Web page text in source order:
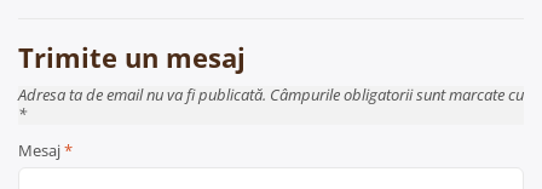
Trimite un mesaj
Adresa ta de email nu va fi publicată. Câmpurile obligatorii sunt marcate cu
*
Mesaj*